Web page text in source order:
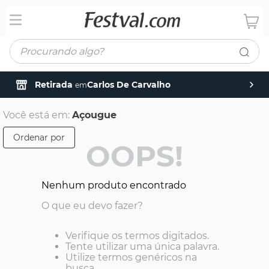
Procurando algo?
Retirada emCarlos De Carvalho
Você está em: Açougue
Ordenar por
OOPS!
Nenhum produto encontrado
O que eu devo fazer?
Verifique os termos digitados.
Tente utilizar uma única palavra.
Utilize termos genéricos na